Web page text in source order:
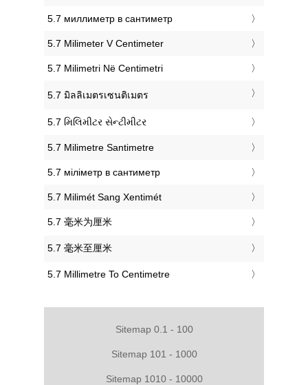
‎5.7 миллиметр в сантиметр
‎5.7 Milimeter V Centimeter
‎5.7 Milimetri Në Centimetri
‎5.7 มิลลิเมตรเซนติเมตร
‎5.7 મિલિમીટર સેન્ટીમીટર
‎5.7 Milimetre Santimetre
‎5.7 міліметр в сантиметр
‎5.7 Milimét Sang Xentimét
‎5.7 毫米为厘米
‎5.7 毫米至厘米
‎5.7 Millimetre To Centimetre
Sitemap 0.1 - 100
Sitemap 101 - 1000
Sitemap 1010 - 10000